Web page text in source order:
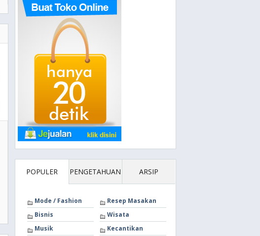
POPULER PENGETAHUAN ARSIP
Mode / Fashion
Resep Masakan
Bisnis
Wisata
Musik
Kecantikan